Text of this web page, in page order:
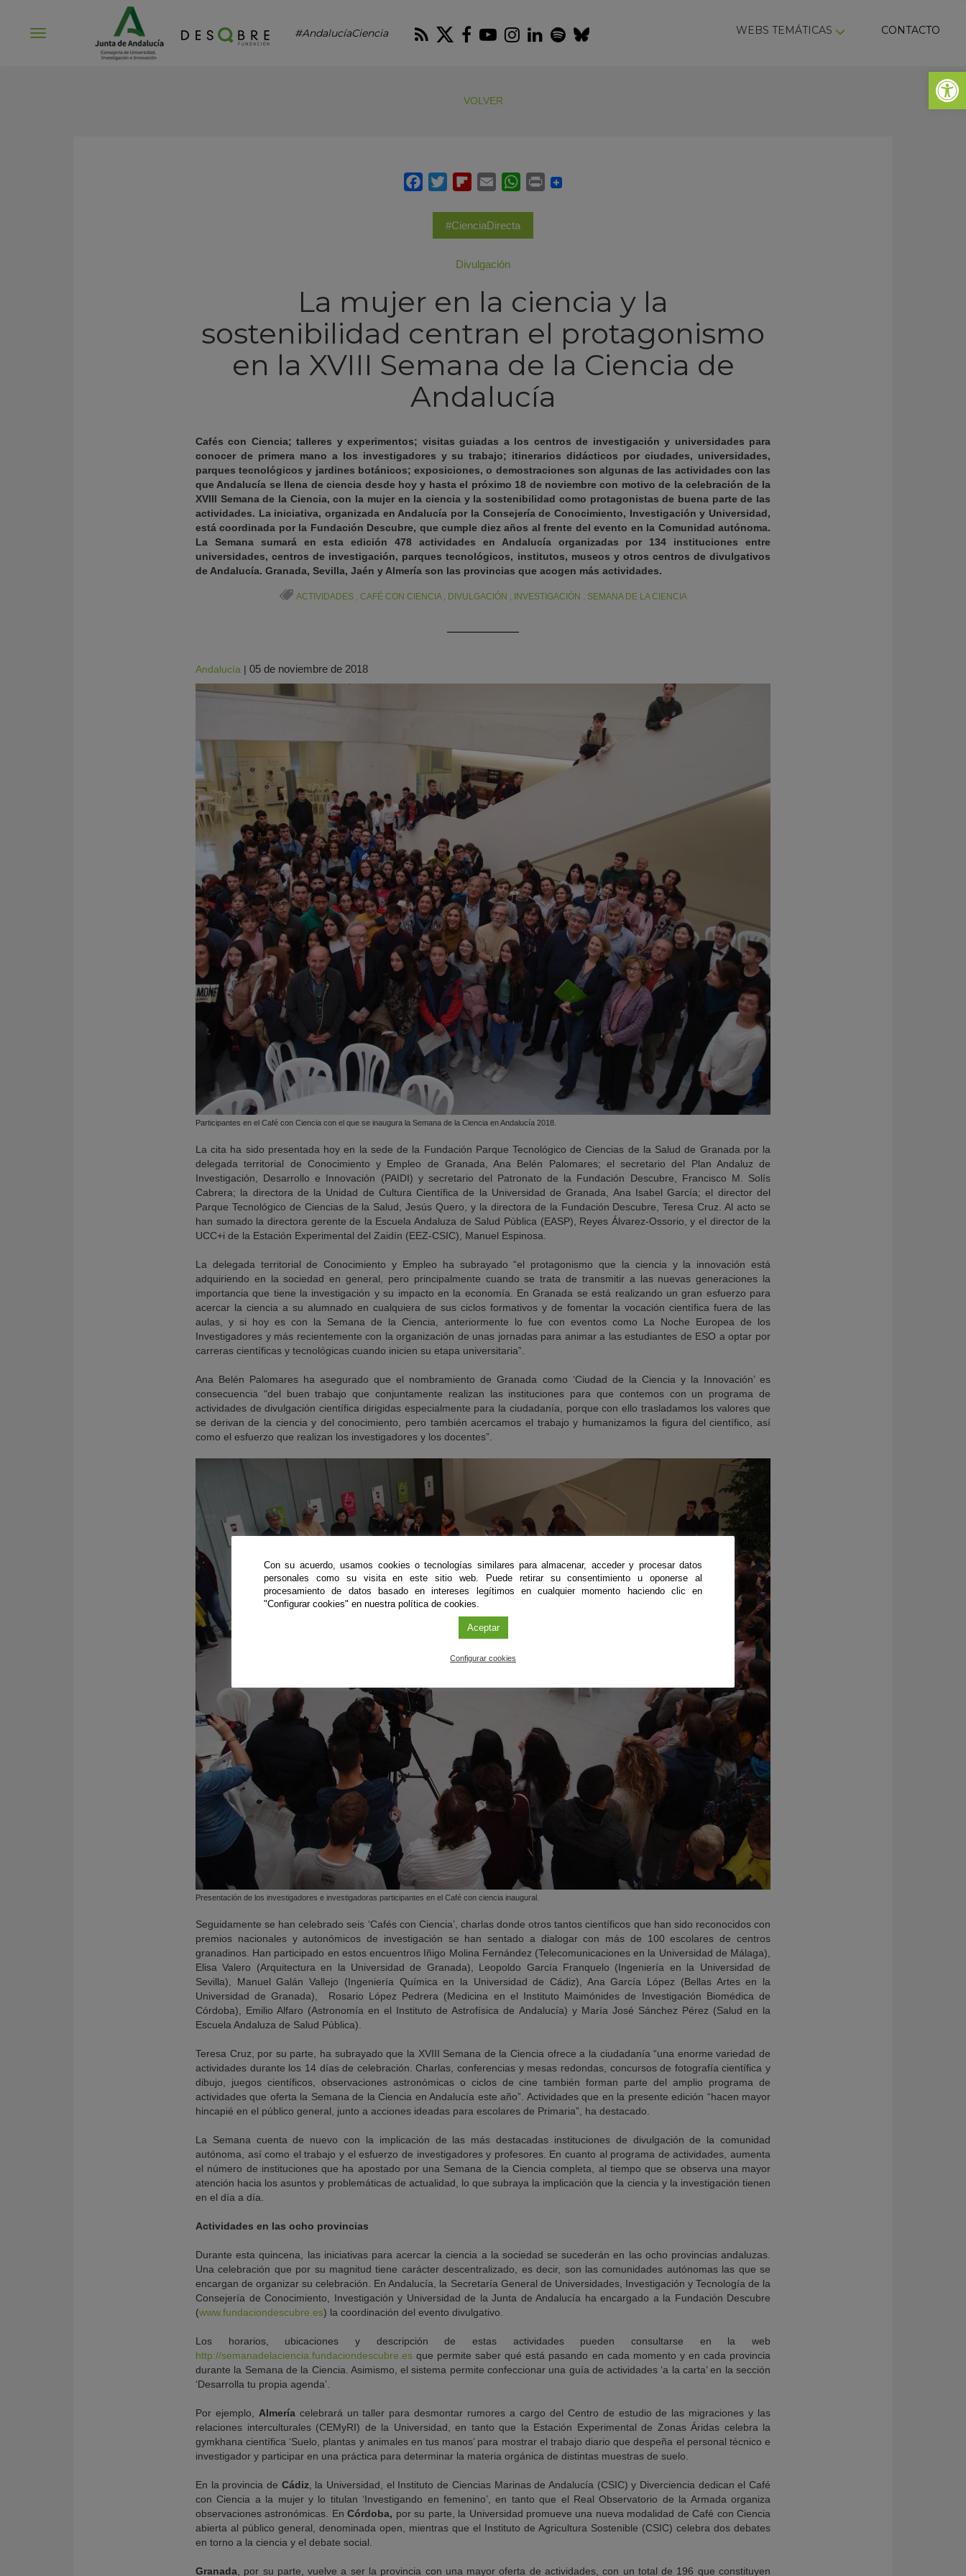
Abrir
#AndalucíaCiencia RSS Twitter
Facebook
Youtube
Instagram
LinkedIn
Spotify
Bluesky WEBS TEMÁTICAS CONTACTO
VOLVER
#CienciaDirecta
Divulgación
La mujer en la ciencia y la
sostenibilidad centran el protagonismo
en la XVIII Semana de la Ciencia de
Andalucía
Cafés con Ciencia; talleres y experimentos; visitas guiadas a los centros de investigación y universidades para
conocer de primera mano a los investigadores y su trabajo; itinerarios didácticos por ciudades, universidades,
parques tecnológicos y jardines botánicos; exposiciones, o demostraciones son algunas de las actividades con las
que Andalucía se llena de ciencia desde hoy y hasta el próximo 18 de noviembre con motivo de la celebración de la
XVIII Semana de la Ciencia, con la mujer en la ciencia y la sostenibilidad como protagonistas de buena parte de las
actividades. La iniciativa, organizada en Andalucía por la Consejería de Conocimiento, Investigación y Universidad,
está coordinada por la Fundación Descubre, que cumple diez años al frente del evento en la Comunidad autónoma.
La Semana sumará en esta edición 478 actividades en Andalucía organizadas por 134 instituciones entre
universidades, centros de investigación, parques tecnológicos, institutos, museos y otros centros de divulgativos
de Andalucía. Granada, Sevilla, Jaén y Almería son las provincias que acogen más actividades.
ACTIVIDADES, CAFÉ CON CIENCIA, DIVULGACIÓN , INVESTIGACIÓN , SEMANA DE LA CIENCIA
Andalucía | 05 de noviembre de 2018
Participantes en el Café con Ciencia con el que se inaugura la Semana de la Ciencia en Andalucía 2018.
La cita ha sido presentada hoy en la sede de la Fundación Parque Tecnológico de Ciencias de la Salud de Granada por la
delegada territorial de Conocimiento y Empleo de Granada, Ana Belén Palomares; el secretario del Plan Andaluz de
Investigación, Desarrollo e Innovación (PAIDI) y secretario del Patronato de la Fundación Descubre, Francisco M. Solís
Cabrera; la directora de la Unidad de Cultura Científica de la Universidad de Granada, Ana Isabel García; el director del
Parque Tecnológico de Ciencias de la Salud, Jesús Quero, y la directora de la Fundación Descubre, Teresa Cruz. Al acto se
han sumado la directora gerente de la Escuela Andaluza de Salud Pública (EASP), Reyes Álvarez-Ossorio, y el director de la
UCC+i de la Estación Experimental del Zaidín (EEZ-CSIC), Manuel Espinosa.
La delegada territorial de Conocimiento y Empleo ha subrayado “el protagonismo que la ciencia y la innovación está
adquiriendo en la sociedad en general, pero principalmente cuando se trata de transmitir a las nuevas generaciones la
importancia que tiene la investigación y su impacto en la economía. En Granada se está realizando un gran esfuerzo para
acercar la ciencia a su alumnado en cualquiera de sus ciclos formativos y de fomentar la vocación científica fuera de las
aulas, y si hoy es con la Semana de la Ciencia, anteriormente lo fue con eventos como La Noche Europea de los
Investigadores y más recientemente con la organización de unas jornadas para animar a las estudiantes de ESO a optar por
carreras científicas y tecnológicas cuando inicien su etapa universitaria”.
Ana Belén Palomares ha asegurado que el nombramiento de Granada como ‘Ciudad de la Ciencia y la Innovación’ es
consecuencia “del buen trabajo que conjuntamente realizan las instituciones para que contemos con un programa de
actividades de divulgación científica dirigidas especialmente para la ciudadanía, porque con ello trasladamos los valores que
se derivan de la ciencia y del conocimiento, pero también acercamos el trabajo y humanizamos la figura del científico, así
como el esfuerzo que realizan los investigadores y los docentes”.
Presentación de los investigadores e investigadoras participantes en el Café con ciencia inaugural.
Seguidamente se han celebrado seis ‘Cafés con Ciencia’, charlas donde otros tantos científicos que han sido reconocidos con
premios nacionales y autonómicos de investigación se han sentado a dialogar con más de 100 escolares de centros
granadinos. Han participado en estos encuentros Iñigo Molina Fernández (Telecomunicaciones en la Universidad de Málaga),
Elisa Valero (Arquitectura en la Universidad de Granada), Leopoldo García Franquelo (Ingeniería en la Universidad de
Sevilla), Manuel Galán Vallejo (Ingeniería Química en la Universidad de Cádiz), Ana García López (Bellas Artes en la
Universidad de Granada), Rosario López Pedrera (Medicina en el Instituto Maimónides de Investigación Biomédica de
Córdoba), Emilio Alfaro (Astronomía en el Instituto de Astrofísica de Andalucía) y María José Sánchez Pérez (Salud en la
Escuela Andaluza de Salud Pública).
Teresa Cruz, por su parte, ha subrayado que la XVIII Semana de la Ciencia ofrece a la ciudadanía “una enorme variedad de
actividades durante los 14 días de celebración. Charlas, conferencias y mesas redondas, concursos de fotografía científica y
dibujo, juegos científicos, observaciones astronómicas o ciclos de cine también forman parte del amplio programa de
actividades que oferta la Semana de la Ciencia en Andalucía este año”. Actividades que en la presente edición “hacen mayor
hincapié en el público general, junto a acciones ideadas para escolares de Primaria”, ha destacado.
La Semana cuenta de nuevo con la implicación de las más destacadas instituciones de divulgación de la comunidad
autónoma, así como el trabajo y el esfuerzo de investigadores y profesores. En cuanto al programa de actividades, aumenta
el número de instituciones que ha apostado por una Semana de la Ciencia completa, al tiempo que se observa una mayor
atención hacia los asuntos y problemáticas de actualidad, lo que subraya la implicación que la ciencia y la investigación tienen
en el día a día.
Actividades en las ocho provincias
Durante esta quincena, las iniciativas para acercar la ciencia a la sociedad se sucederán en las ocho provincias andaluzas.
Una celebración que por su magnitud tiene carácter descentralizado, es decir, son las comunidades autónomas las que se
encargan de organizar su celebración. En Andalucía, la Secretaría General de Universidades, Investigación y Tecnología de la
Consejería de Conocimiento, Investigación y Universidad de la Junta de Andalucía ha encargado a la Fundación Descubre
(www.fundaciondescubre.es) la coordinación del evento divulgativo.
Los horarios, ubicaciones y descripción de estas actividades pueden consultarse en la web
http://semanadelaciencia.fundaciondescubre.es que permite saber qué está pasando en cada momento y en cada provincia
durante la Semana de la Ciencia. Asimismo, el sistema permite confeccionar una guía de actividades ‘a la carta’ en la sección
‘Desarrolla tu propia agenda’.
Por ejemplo, Almeríacelebrará un taller para desmontar rumores a cargo del Centro de estudio de las migraciones y las
relaciones interculturales (CEMyRI) de la Universidad, en tanto que la Estación Experimental de Zonas Áridas celebra la
gymkhana científica ‘Suelo, plantas y animales en tus manos’ para mostrar el trabajo diario que despeña el personal técnico e
investigador y participar en una práctica para determinar la materia orgánica de distintas muestras de suelo.
En la provincia de Cádiz , la Universidad, el Instituto de Ciencias Marinas de Andalucía (CSIC) y Diverciencia dedican el Café
con Ciencia a la mujer y lo titulan ‘Investigando en femenino’, en tanto que el Real Observatorio de la Armada organiza
observaciones astronómicas. EnCórdoba, por su parte, la Universidad promueve una nueva modalidad de Café con Ciencia
abierta al público general, denominada open, mientras que el Instituto de Agricultura Sostenible (CSIC) celebra dos debates
en torno a la ciencia y el debate social.
Granada , por su parte, vuelve a ser la provincia con una mayor oferta de actividades, con un total de 196 que constituyen
Con su acuerdo, usamos cookies o tecnologías similares para almacenar, acceder y procesar datos
personales como su visita en este sitio web. Puede retirar su consentimiento u oponerse al
procesamiento de datos basado en intereses legítimos en cualquier momento haciendo clic en
"Configurar cookies" en nuestra política de cookies.
Aceptar
Configurar cookies